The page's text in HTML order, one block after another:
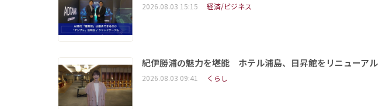
2026.08.03 15:15 経済/ビジネス
紀伊勝浦の魅力を堪能 ホテル浦島、日昇館をリニューアル
2026.08.03 09:41 くらし